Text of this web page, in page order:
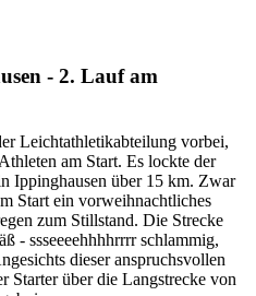
- 2. Lauf am
Leichtathletikabteilung vorbei,
am Start. Es lockte der
Ippinghausen über 15 km. Zwar
Start ein vorweihnachtliches
zum Stillstand. Die Strecke
- ssseeeehhhhrrrr schlammig,
dieser anspruchsvollen
Starter über die Langstrecke von